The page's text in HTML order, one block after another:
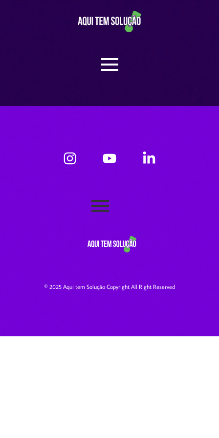
© 2025 Aqui tem Solução Copyright All Right Reserved